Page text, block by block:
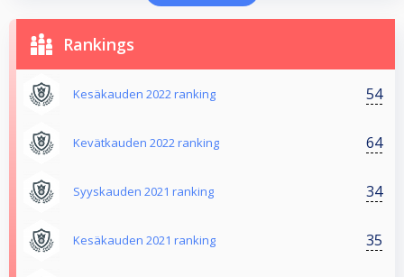
Rankings
Kesäkauden 2022 ranking 54
Kevätkauden 2022 ranking 64
Syyskauden 2021 ranking 34
Kesäkauden 2021 ranking 35